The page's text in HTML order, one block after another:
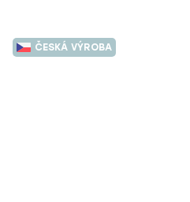
ČESKÁ VÝROBA